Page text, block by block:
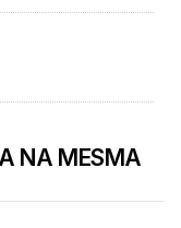
NA MESMA